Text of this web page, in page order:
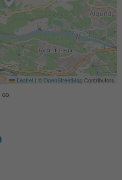
Leaflet | ©OpenStreetMapContributors